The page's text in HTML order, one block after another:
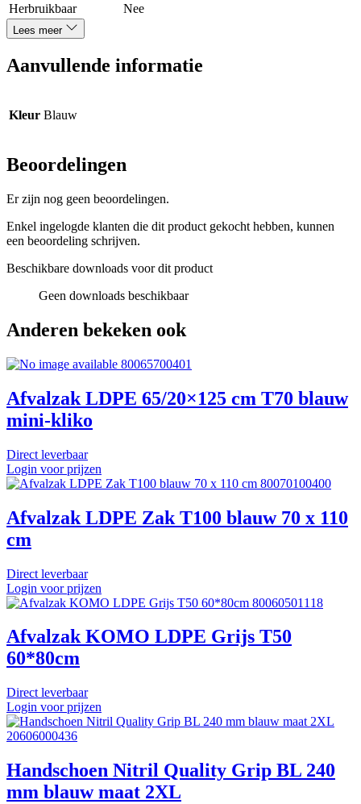
Herbruikbaar Nee
Lees meer
Aanvullende informatie
Kleur Blauw
Beoordelingen
Er zijn nog geen beoordelingen.
Enkel ingelogde klanten die dit product gekocht hebben, kunnen
een beoordeling schrijven.
Beschikbare downloads voor dit product
Geen downloads beschikbaar
Anderen bekeken ook
80065700401
Afvalzak LDPE 65/20×125 cm T70 blauw
mini-kliko
Direct leverbaar
Login voor prijzen
80070100400
Afvalzak LDPE Zak T100 blauw 70 x 110
cm
Direct leverbaar
Login voor prijzen
80060501118
Afvalzak KOMO LDPE Grijs T50
60*80cm
Direct leverbaar
Login voor prijzen
20606000436
Handschoen Nitril Quality Grip BL 240
mm blauw maat 2XL